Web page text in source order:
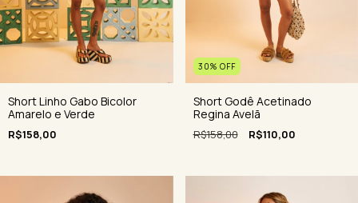
Short Linho Gabo Bicolor
Amarelo e Verde
R$158,00
30% OFF
Short Godê Acetinado
Regina Avelã
R$158,00 R$110,00